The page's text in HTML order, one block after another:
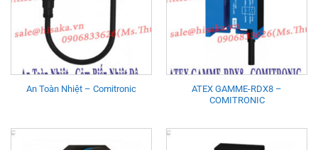
An Toàn Nhiệt – Comitronic
ATEX GAMME-RDX8 –
COMITRONIC